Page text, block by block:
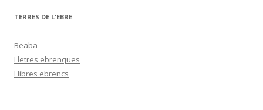
TERRES DE L'EBRE
Beaba
Lletres ebrenques
Llibres ebrencs